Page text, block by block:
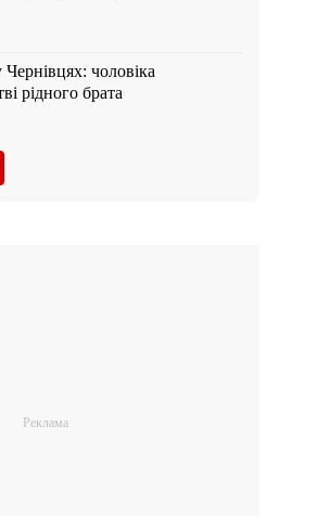
чоловіка
рідного брата